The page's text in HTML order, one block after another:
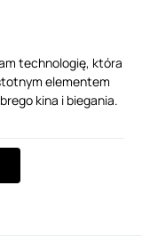
technologię, która
elementem
kina i biegania.